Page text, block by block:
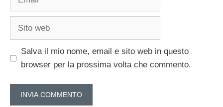
Sito
Salva il mio nome, email e sito web in questo
browser per la prossima volta che commento.